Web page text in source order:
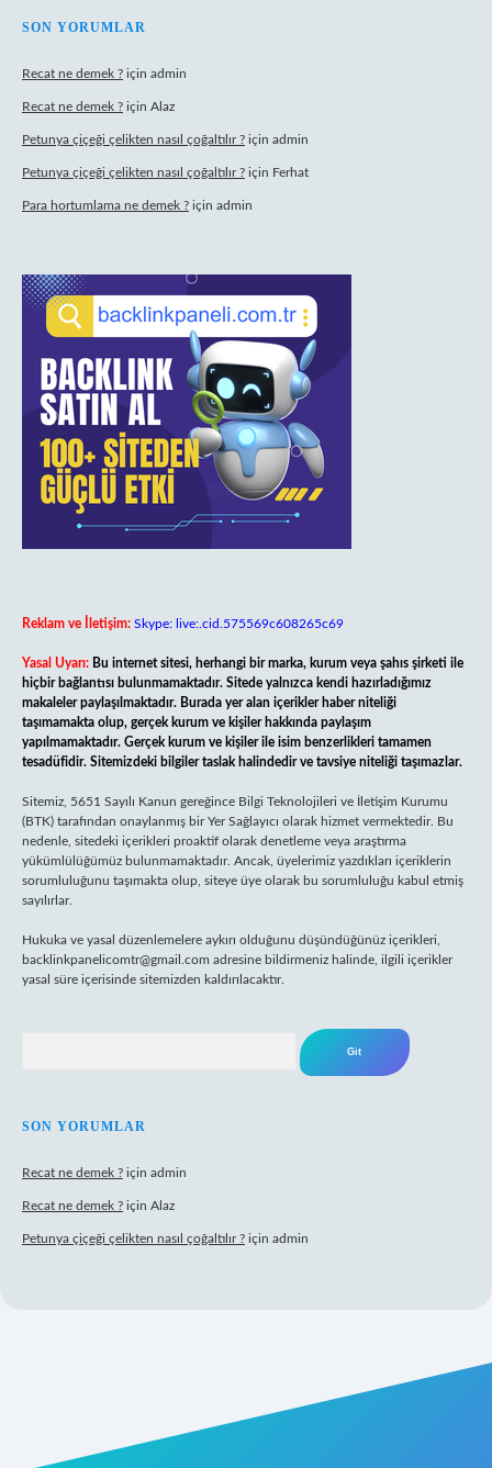
SON YORUMLAR
Recat ne demek ? için admin
Recat ne demek ? için Alaz
Petunya çiçeği çelikten nasıl çoğaltılır ? için admin
Petunya çiçeği çelikten nasıl çoğaltılır ? için Ferhat
Para hortumlama ne demek ? için admin
Reklam ve İletişim: Skype: live:.cid.575569c608265c69
Yasal Uyarı: Bu internet sitesi, herhangi bir marka, kurum veya şahıs şirketi ile
hiçbir bağlantısı bulunmamaktadır. Sitede yalnızca kendi hazırladığımız
makaleler paylaşılmaktadır. Burada yer alan içerikler haber niteliği
taşımamakta olup, gerçek kurum ve kişiler hakkında paylaşım
yapılmamaktadır. Gerçek kurum ve kişiler ile isim benzerlikleri tamamen
tesadüfidir. Sitemizdeki bilgiler taslak halindedir ve tavsiye niteliği taşımazlar.
Sitemiz, 5651 Sayılı Kanun gereğince Bilgi Teknolojileri ve İletişim Kurumu
(BTK) tarafından onaylanmış bir Yer Sağlayıcı olarak hizmet vermektedir. Bu
nedenle, sitedeki içerikleri proaktif olarak denetleme veya araştırma
yükümlülüğümüz bulunmamaktadır. Ancak, üyelerimiz yazdıkları içeriklerin
sorumluluğunu taşımakta olup, siteye üye olarak bu sorumluluğu kabul etmiş
sayılırlar.
Hukuka ve yasal düzenlemelere aykırı olduğunu düşündüğünüz içerikleri,
backlinkpanelicomtr@gmail.com adresine bildirmeniz halinde, ilgili içerikler
yasal süre içerisinde sitemizden kaldırılacaktır.
SON YORUMLAR
Recat ne demek ? için admin
Recat ne demek ? için Alaz
Petunya çiçeği çelikten nasıl çoğaltılır ? için admin